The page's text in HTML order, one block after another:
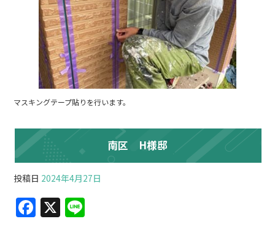
マスキングテープ貼りを行います。
南区 H様邸
投稿日 2024年4月27日
F X